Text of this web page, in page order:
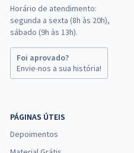
Horário de atendimento:
segunda a sexta (8h às 20h),
sábado (9h às 13h).
Foi aprovado?
Envie-nos a sua história!
PÁGINAS ÚTEIS
Depoimentos